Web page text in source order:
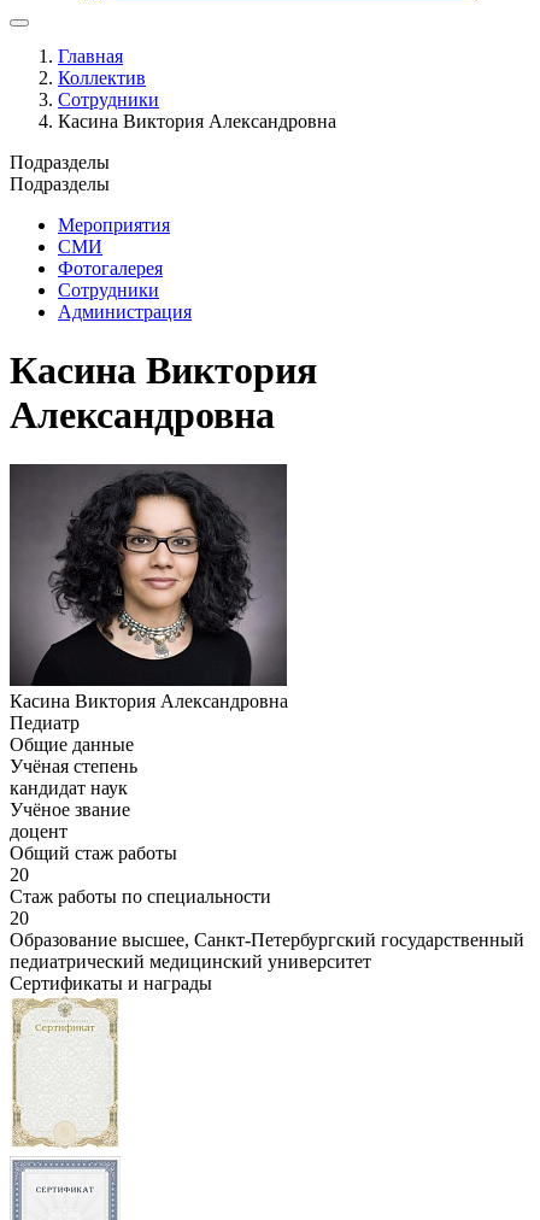
Главная
Коллектив
Сотрудники
Касина Виктория Александровна
Подразделы
Подразделы
Мероприятия
СМИ
Фотогалерея
Сотрудники
Администрация
Касина Виктория
Александровна
Касина Виктория Александровна
Педиатр
Общие данные
Учёная степень
кандидат наук
Учёное звание
доцент
Общий стаж работы
20
Стаж работы по специальности
20
Образование высшее, Санкт-Петербургский государственный
педиатрический медицинский университет
Сертификаты и награды